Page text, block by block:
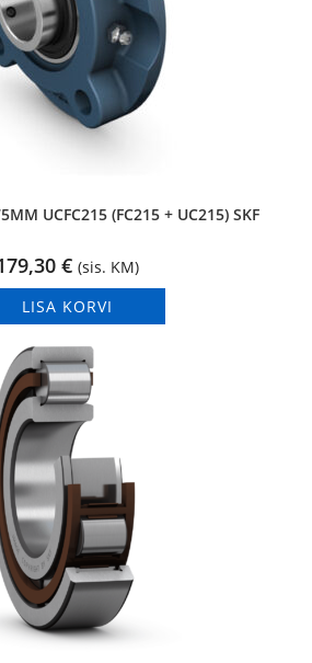
UCFC215 (FC215 + UC215) SKF
€ (sis. KM)
LISA KORVI